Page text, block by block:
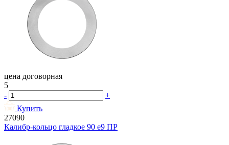
цена договорная
5
-
+
Купить
27090
Калибр-кольцо гладкое 90 e9 ПР